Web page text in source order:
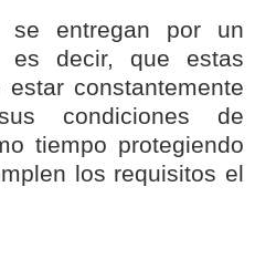
se entregan por un
es decir, que estas
constantemente
condiciones de
tiempo protegiendo
los requisitos el